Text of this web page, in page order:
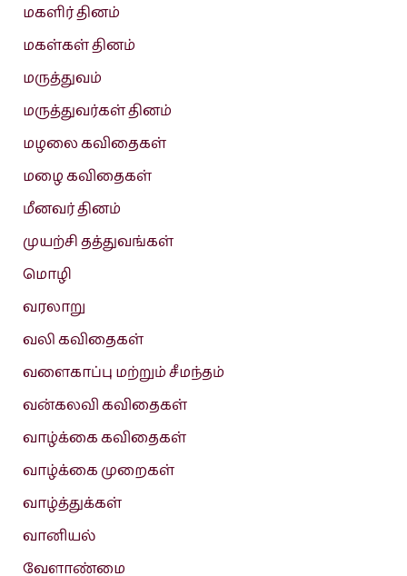
மகளிர் தினம்
மகள்கள் தினம்
மருத்துவம்
மருத்துவர்கள் தினம்
மழலை கவிதைகள்
மழை கவிதைகள்
மீனவர் தினம்
முயற்சி தத்துவங்கள்
மொழி
வரலாறு
வலி கவிதைகள்
வளைகாப்பு மற்றும் சீமந்தம்
வன்கலவி கவிதைகள்
வாழ்க்கை கவிதைகள்
வாழ்க்கை முறைகள்
வாழ்த்துக்கள்
வானியல்
வேளாண்மை